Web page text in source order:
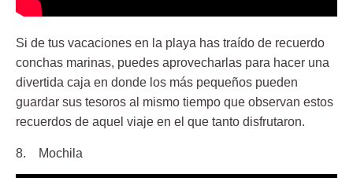
Si de tus vacaciones en la playa has traído de recuerdo
conchas marinas, puedes aprovecharlas para hacer una
divertida caja en donde los más pequeños pueden
guardar sus tesoros al mismo tiempo que observan estos
recuerdos de aquel viaje en el que tanto disfrutaron.
8. Mochila